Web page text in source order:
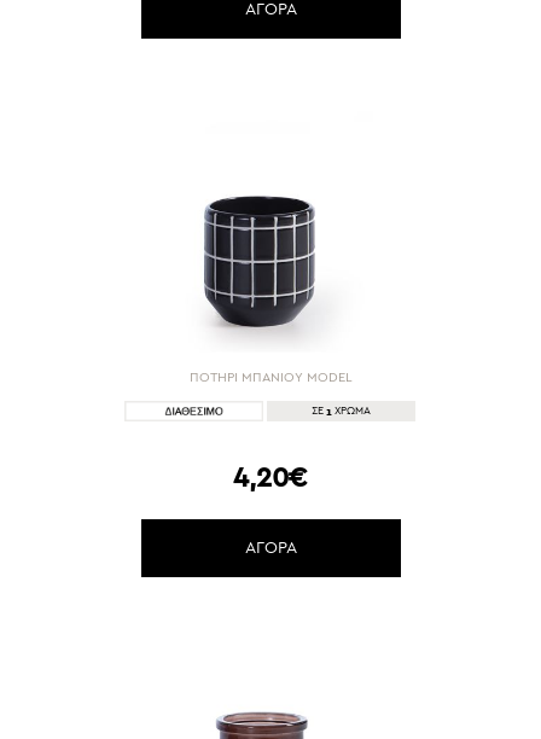
ΑΓΟΡΑ
ΠΟΤΗΡΙ ΜΠΑΝΙΟΥ MODEL
ΣΕ 1 ΧΡΩΜΑ
4,20€
ΑΓΟΡΑ